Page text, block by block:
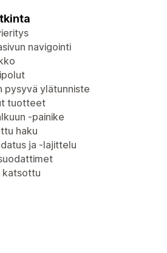
navigointi
pysyvä ylätunniste
tuotteet
-painike
haku
ja -lajittelu
katsottu